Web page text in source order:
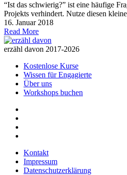
“Ist das schwierig?” ist eine häufige
Projekts verhindert. Nutze diesen
16. Januar 2018
Read More
erzähl davon 2017-2026
Kostenlose Kurse
Wissen für Engagierte
Über uns
Workshops buchen
Kontakt
Impressum
Datenschutzerklärung